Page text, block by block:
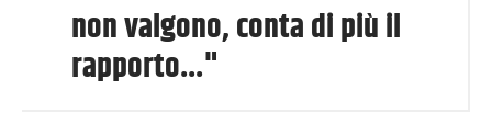
non valgono, conta di più il
rapporto..."